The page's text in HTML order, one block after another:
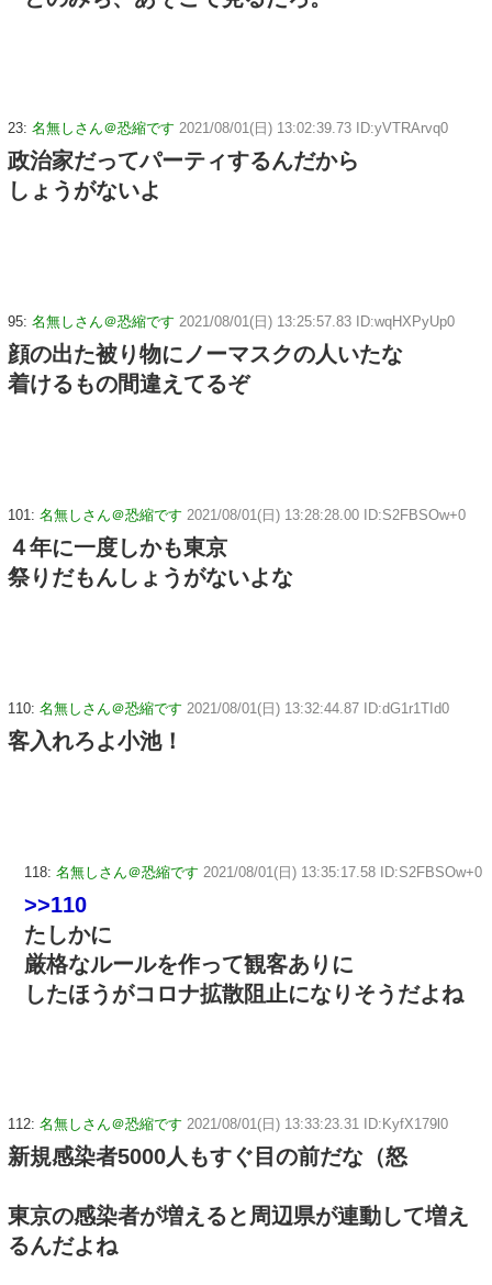
23: 名無しさん＠恐縮です 2021/08/01(日) 13:02:39.73 ID:yVTRArvq0
政治家だってパーティするんだから
しょうがないよ
95: 名無しさん＠恐縮です 2021/08/01(日) 13:25:57.83 ID:wqHXPyUp0
顔の出た被り物にノーマスクの人いたな
着けるもの間違えてるぞ
101: 名無しさん＠恐縮です 2021/08/01(日) 13:28:28.00 ID:S2FBSOw+0
４年に一度しかも東京
祭りだもんしょうがないよな
110: 名無しさん＠恐縮です 2021/08/01(日) 13:32:44.87 ID:dG1r1TId0
客入れろよ小池！
118: 名無しさん＠恐縮です 2021/08/01(日) 13:35:17.58 ID:S2FBSOw+0
>>110
たしかに
厳格なルールを作って観客ありに
したほうがコロナ拡散阻止になりそうだよね
112: 名無しさん＠恐縮です 2021/08/01(日) 13:33:23.31 ID:KyfX179l0
新規感染者5000人もすぐ目の前だな（怒
東京の感染者が増えると周辺県が連動して増え
るんだよね